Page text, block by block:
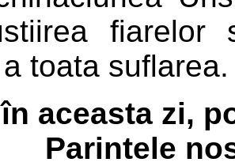
fiarelor
toata suflarea.
aceasta zi,
Parintele